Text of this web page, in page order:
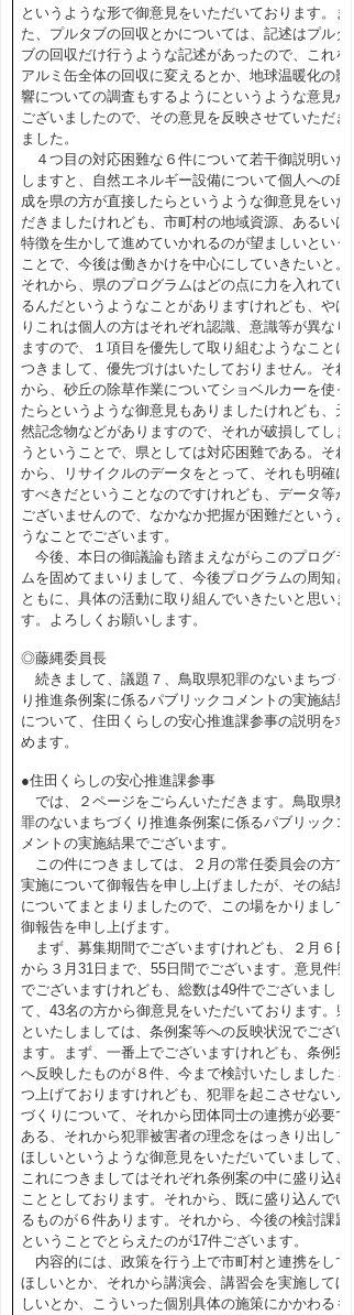
というような形で御意見をいただいております。ま
た、プルタブの回収とかについては、記述はプルタ
ブの回収だけ行うような記述があったので、これを
アルミ缶全体の回収に変えるとか、地球温暖化の影
響についての調査もするようにというような意見が
ございましたので、その意見を反映させていただき
ました。
４つ目の対応困難な６件について若干御説明いた
しますと、自然エネルギー設備について個人への助
成を県の方が直接したらというような御意見をいた
だきましたけれども、市町村の地域資源、あるいは
特徴を生かして進めていかれるのが望ましいという
ことで、今後は働きかけを中心にしていきたいと。
それから、県のプログラムはどの点に力を入れてい
るんだというようなことがありますけれども、やは
りこれは個人の方はそれぞれ認識、意識等が異なり
ますので、１項目を優先して取り組むようなことに
つきまして、優先づけはいたしておりません。それ
から、砂丘の除草作業についてショベルカーを使っ
たらというような御意見もありましたけれども、天
然記念物などがありますので、それが破損してしま
うということで、県としては対応困難である。それ
から、リサイクルのデータをとって、それも明確に
すべきだということなのですけれども、データ等が
ございませんので、なかなか把握が困難だというよ
うなことでございます。
今後、本日の御議論も踏まえながらこのプログラ
ムを固めてまいりまして、今後プログラムの周知と
ともに、具体の活動に取り組んでいきたいと思いま
す。よろしくお願いします。
◎藤縄委員長
続きまして、議題７、鳥取県犯罪のないまちづく
り推進条例案に係るパブリックコメントの実施結果
について、住田くらしの安心推進課参事の説明を求
めます。
●住田くらしの安心推進課参事
では、２ページをごらんいただきます。鳥取県犯
罪のないまちづくり推進条例案に係るパブリックコ
メントの実施結果でございます。
この件につきましては、２月の常任委員会の方で
実施について御報告を申し上げましたが、その結果
についてまとまりましたので、この場をかりまして
御報告を申し上げます。
まず、募集期間でございますけれども、２月６日
から３月31日まで、55日間でございます。意見件数
でございますけれども、総数は49件でございまし
て、43名の方から御意見をいただいております。県
といたしましては、条例案等への反映状況でござい
ます。まず、一番上でございますけれども、条例案
へ反映したものが８件、今まで検討いたしました３
つ上げておりますけれども、犯罪を起こさせない人
づくりについて、それから団体同士の連携が必要で
ある、それから犯罪被害者の理念をはっきり出して
ほしいというような御意見をいただいていまして、
これにつきましてはそれぞれ条例案の中に盛り込む
こととしております。それから、既に盛り込んでい
るものが６件あります。それから、今後の検討課題
ということでとらえたのが17件ございます。
内容的には、政策を行う上で市町村と連携をして
ほしいとか、それから講演会、講習会を実施してほ
しいとか、こういった個別具体の施策にかかわるも